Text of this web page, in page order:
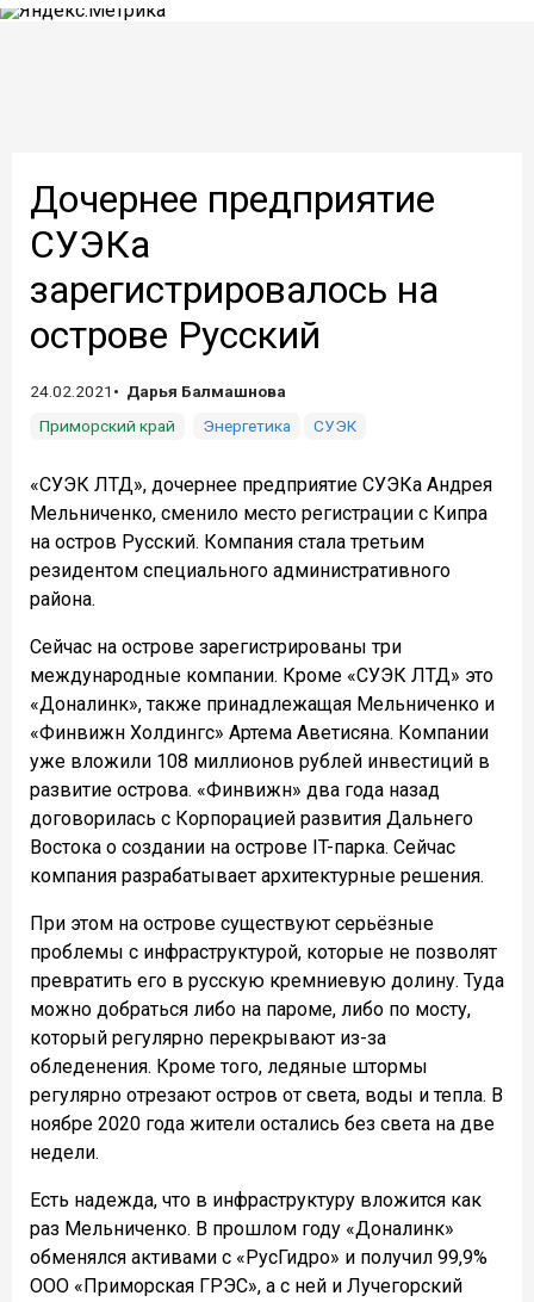
Дочернее предприятие
СУЭКа
зарегистрировалось на
острове Русский
24.02.2021
Дарья Балмашнова
Приморский край
Энергетика СУЭК
«СУЭК ЛТД», дочернее предприятие СУЭКа Андрея
Мельниченко, сменило место регистрации с Кипра
на остров Русский. Компания стала третьим
резидентом специального административного
района.
Сейчас на острове зарегистрированы три
международные компании. Кроме «СУЭК ЛТД» это
«Доналинк», также принадлежащая Мельниченко и
«Финвижн Холдингс» Артема Аветисяна. Компании
уже вложили 108 миллионов рублей инвестиций в
развитие острова. «Финвижн» два года назад
договорилась с Корпорацией развития Дальнего
Востока о создании на острове IT-парка. Сейчас
компания разрабатывает архитектурные решения.
При этом на острове существуют серьёзные
проблемы с инфраструктурой, которые не позволят
превратить его в русскую кремниевую долину. Туда
можно добраться либо на пароме, либо по мосту,
который регулярно перекрывают из-за
обледенения. Кроме того, ледяные штормы
регулярно отрезают остров от света, воды и тепла. В
ноябре 2020 года жители остались без света на две
недели.
Есть надежда, что в инфраструктуру вложится как
раз Мельниченко. В прошлом году «Доналинк»
обменялся активами с «РусГидро» и получил 99,9%
ООО «Приморская ГРЭС», а с ней и Лучегорский